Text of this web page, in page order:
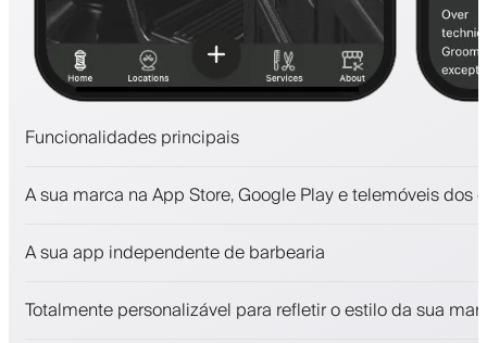
Funcionalidades principais
Pagamentos, caução
Fidelize clientes com um programa de fidelização
A sua marca na App Store, Google Play e telemóveis dos
A sua app independente de barbearia
Totalmente personalizável para refletir o estilo da sua